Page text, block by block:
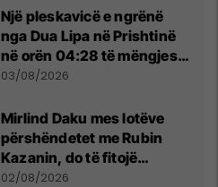
Një pleskavicë e ngrënë
nga Dua Lipa në Prishtinë
në orën 04:28 të mëngjesit
- dhe bota digjitale serbe
03/08/2026
Mirlind Daku mes lotëve
përshëndetet me Rubin
Kazanin, do të fitojë
miliona te Spartak Moska
02/08/2026